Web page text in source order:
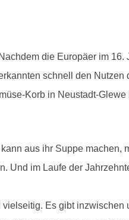
die Europäer im 16.
schnell den Nutzen
Korb in Neustadt-Glewe
aus ihr Suppe machen,
Und im Laufe der
Es gibt inzwischen